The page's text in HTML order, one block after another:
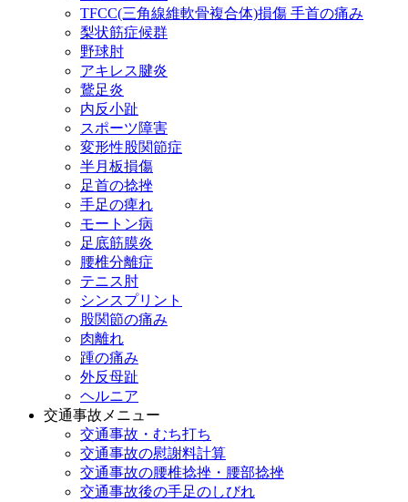
TFCC(三角線維軟骨複合体)損傷 手首の痛み
梨状筋症候群
野球肘
アキレス腱炎
鵞足炎
内反小趾
スポーツ障害
変形性股関節症
半月板損傷
足首の捻挫
手足の痺れ
モートン病
足底筋膜炎
腰椎分離症
テニス肘
シンスプリント
股関節の痛み
肉離れ
踵の痛み
外反母趾
ヘルニア
交通事故メニュー
交通事故・むち打ち
交通事故の慰謝料計算
交通事故の腰椎捻挫・腰部捻挫
交通事故後の手足のしびれ